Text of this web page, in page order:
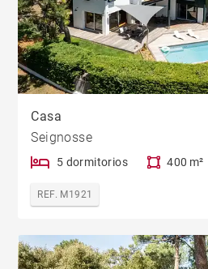
Casa
Seignosse
5 dormitorios 400 m²
REF. M1921